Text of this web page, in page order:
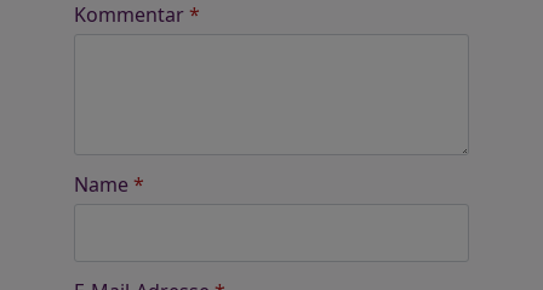
Kommentar*
Name *